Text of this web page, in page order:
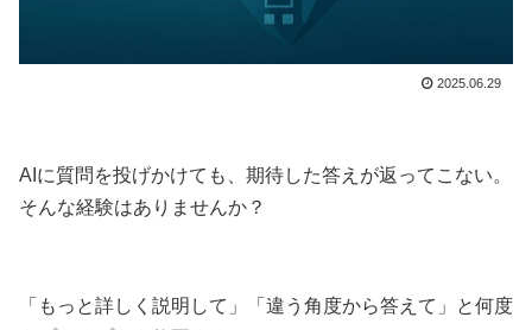
2025.06.29
AIに質問を投げかけても、期待した答えが返ってこない。
そんな経験はありませんか？
「もっと詳しく説明して」「違う角度から答えて」と何度